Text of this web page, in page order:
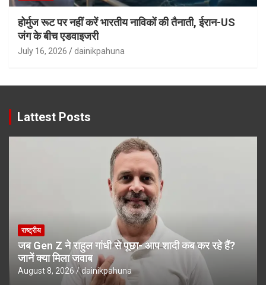
होर्मुज रूट पर नहीं करें भारतीय नाविकों की तैनाती, ईरान-US
जंग के बीच एडवाइजरी
July 16, 2026 dainikpahuna
Lattest Posts
राष्ट्रीय
जब Gen Z ने राहुल गांधी से पूछा- आप शादी कब कर रहे हैं?
जानें क्या मिला जवाब
August 8, 2026 dainikpahuna